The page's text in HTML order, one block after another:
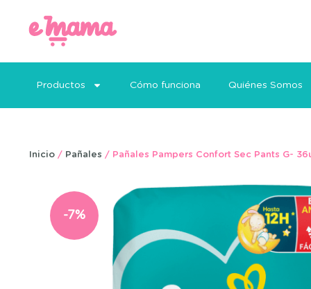
Productos Cómo funciona Quiénes Somos
Inicio / Pañales / Pañales Pampers Confort Sec Pants G-
-7%